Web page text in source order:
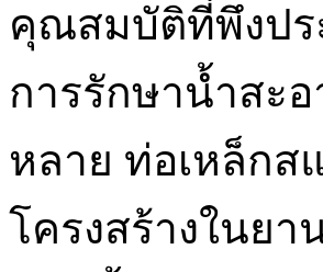
คุณสมบัติที่พึงปร
การรักษาน้ำสะ
หลาย ท่อเหล็กส
โครงสร้างในย